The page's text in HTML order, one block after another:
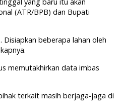
(ATR/BPB) dan Bupati
beberapa lahan oleh
memutakhirkan data imbas
terkait masih berjaga-jaga di